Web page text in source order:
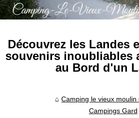
Découvrez les Landes
souvenirs inoubliables
au Bord d'un
Camping le vieux moulin
Campings Gard